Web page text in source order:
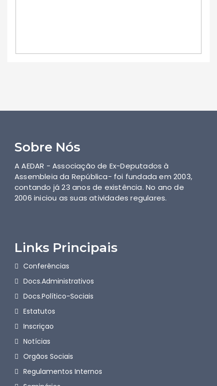
Sobre Nós
A AEDAR - Associação de Ex-Deputados à
Assembleia da República- foi fundada em 2003,
contando já 23 anos de existência. No ano de
2006 iniciou as suas atividades regulares.
Links Principais
Conferências
Docs.Administrativos
Docs.Político-Sociais
Estatutos
Inscriçao
Notícias
Orgãos Sociais
Regulamentos Internos